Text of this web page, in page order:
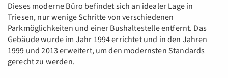
Dieses moderne Büro befindet sich an idealer Lage in
Triesen, nur wenige Schritte von verschiedenen
Parkmöglichkeiten und einer Bushaltestelle entfernt. Das
Gebäude wurde im Jahr 1994 errichtet und in den Jahren
1999 und 2013 erweitert, um den modernsten Standards
gerecht zu werden.